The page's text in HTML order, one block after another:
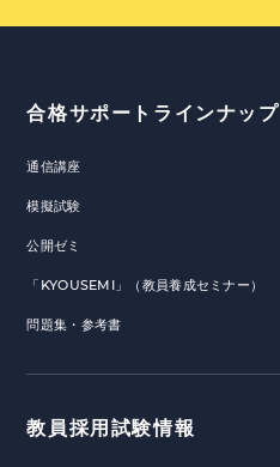
合格サポートラインナップ
通信講座
模擬試験
公開ゼミ
「KYOUSEMI」（教員養成セミナー）
問題集・参考書
教員採用試験情報